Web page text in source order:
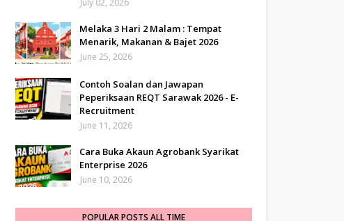
July 02, 2026
Melaka 3 Hari 2 Malam : Tempat
Menarik, Makanan & Bajet 2026
June 25, 2026
Contoh Soalan dan Jawapan
Peperiksaan REQT Sarawak 2026 - E-
Recruitment
June 11, 2026
Cara Buka Akaun Agrobank Syarikat
Enterprise 2026
June 10, 2026
POPULAR POSTS ALL TIME